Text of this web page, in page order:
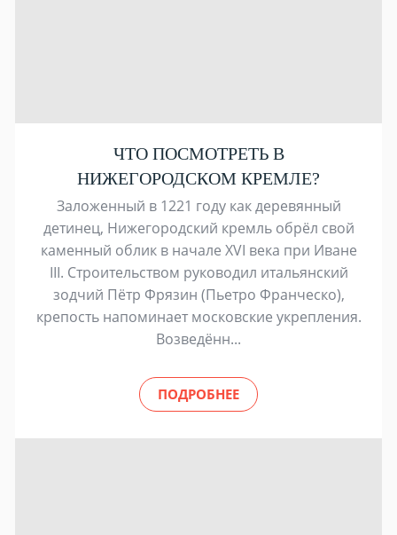
ЧТО ПОСМОТРЕТЬ В
НИЖЕГОРОДСКОМ КРЕМЛЕ?
Заложенный в 1221 году как деревянный
детинец, Нижегородский кремль обрёл свой
каменный облик в начале XVI века при Иване
III. Строительством руководил итальянский
зодчий Пётр Фрязин (Пьетро Франческо),
крепость напоминает московские укрепления.
Возведённ...
ПОДРОБНЕЕ